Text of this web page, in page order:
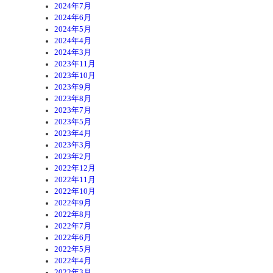
2024年7月
2024年6月
2024年5月
2024年4月
2024年3月
2023年11月
2023年10月
2023年9月
2023年8月
2023年7月
2023年5月
2023年4月
2023年3月
2023年2月
2022年12月
2022年11月
2022年10月
2022年9月
2022年8月
2022年7月
2022年6月
2022年5月
2022年4月